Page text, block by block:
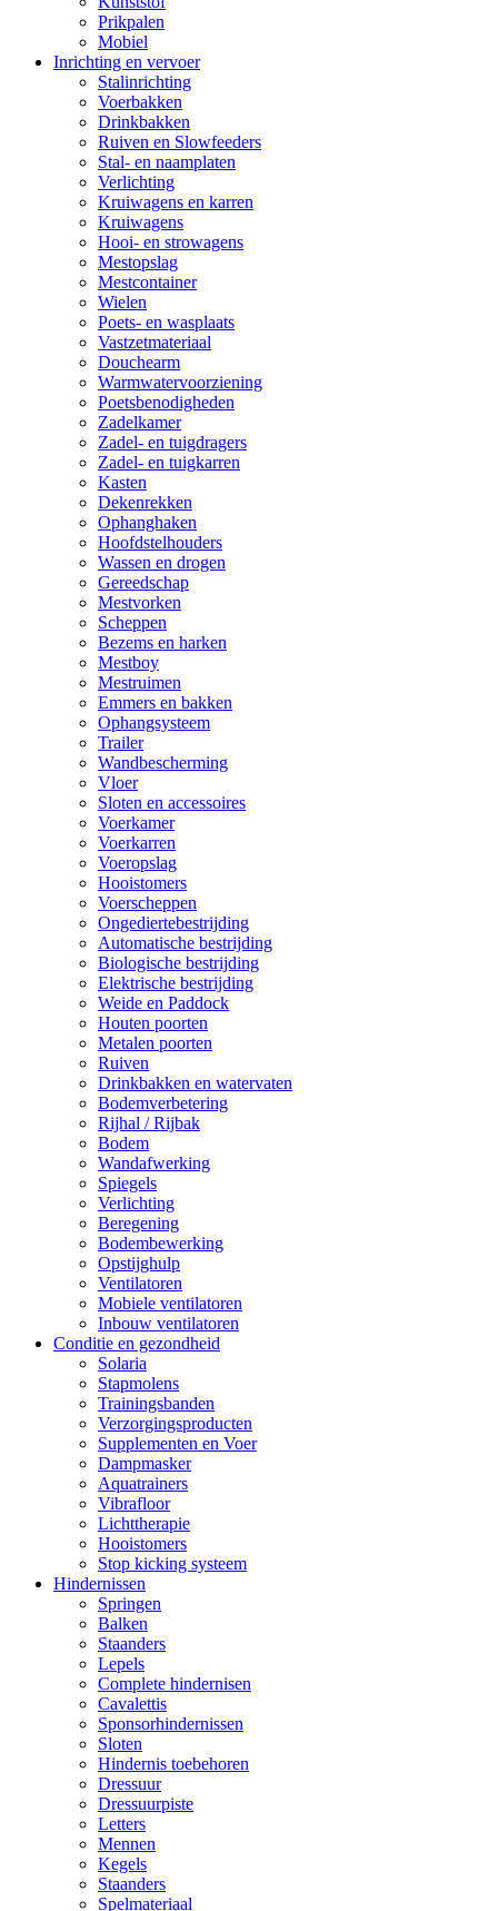
Prikpalen
Mobiel
Inrichting en vervoer
Stalinrichting
Voerbakken
Drinkbakken
Ruiven en Slowfeeders
Stal- en naamplaten
Verlichting
Kruiwagens en karren
Kruiwagens
Hooi- en strowagens
Mestopslag
Mestcontainer
Wielen
Poets- en wasplaats
Vastzetmateriaal
Douchearm
Warmwatervoorziening
Poetsbenodigheden
Zadelkamer
Zadel- en tuigdragers
Zadel- en tuigkarren
Kasten
Dekenrekken
Ophanghaken
Hoofdstelhouders
Wassen en drogen
Gereedschap
Mestvorken
Scheppen
Bezems en harken
Mestboy
Mestruimen
Emmers en bakken
Ophangsysteem
Trailer
Wandbescherming
Vloer
Sloten en accessoires
Voerkamer
Voerkarren
Voeropslag
Hooistomers
Voerscheppen
Ongediertebestrijding
Automatische bestrijding
Biologische bestrijding
Elektrische bestrijding
Weide en Paddock
Houten poorten
Metalen poorten
Ruiven
Drinkbakken en watervaten
Bodemverbetering
Rijhal / Rijbak
Bodem
Wandafwerking
Spiegels
Verlichting
Beregening
Bodembewerking
Opstijghulp
Ventilatoren
Mobiele ventilatoren
Inbouw ventilatoren
Conditie en gezondheid
Solaria
Stapmolens
Trainingsbanden
Verzorgingsproducten
Supplementen en Voer
Dampmasker
Aquatrainers
Vibrafloor
Lichttherapie
Hooistomers
Stop kicking systeem
Hindernissen
Springen
Balken
Staanders
Lepels
Complete hindernisen
Cavalettis
Sponsorhindernissen
Sloten
Hindernis toebehoren
Dressuur
Dressuurpiste
Letters
Mennen
Kegels
Staanders
Spelmateriaal